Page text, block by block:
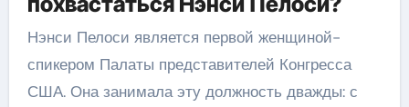
Нэнси Пелоси является первой женщиной-
спикером Палаты представителей Конгресса
США. Она занимала эту должность дважды: с